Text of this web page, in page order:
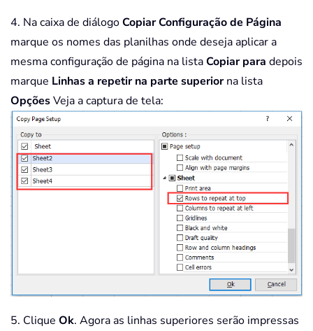
4. Na caixa de diálogoCopiar Configuração de Página
marque os nomes das planilhas onde deseja aplicar a
mesma configuração de página na listaCopiar para depois
marque Linhas a repetir na parte superiorna lista
OpçõesVeja a captura de tela:
5. Clique Ok. Agora as linhas superiores serão impressas